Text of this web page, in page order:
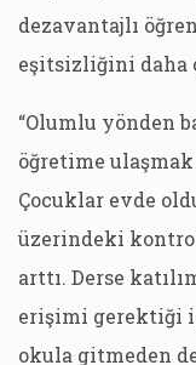
dezavantajlı
eşitsizliğini daha
“Olumlu yönden
öğretime
Çocuklar evde
üzerindeki
arttı. Derse
erişimi gerektiği
okula gitmeden